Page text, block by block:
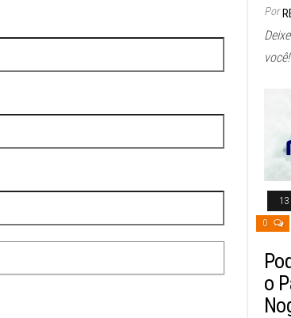
Por
você!
13
0
o